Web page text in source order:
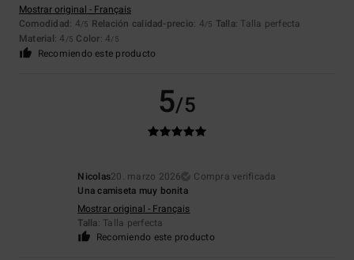
Mostrar original - Français
Comodidad: 4/5 Relación calidad-precio: 4/5 Talla: Talla perfecta
Material: 4 /5 Color: 4/5
Recomiendo este producto
5/5
Nicolas20. marzo 2026
Compra verificada
Una camiseta muy bonita
Mostrar original - Français
Talla: Talla perfecta
Recomiendo este producto